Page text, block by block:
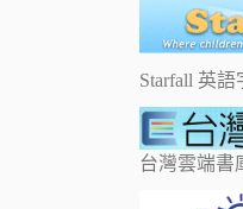
Starfall 英
台灣雲端書